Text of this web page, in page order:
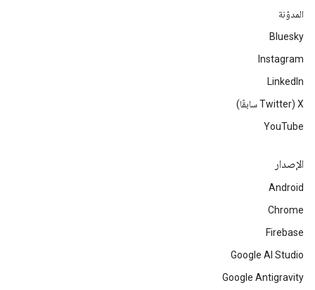
المدوّنة
Bluesky
Instagram
LinkedIn
‫X ‏(Twitter سابقًا)
YouTube
الإصدار
Android
Chrome
Firebase
Google AI Studio
Google Antigravity